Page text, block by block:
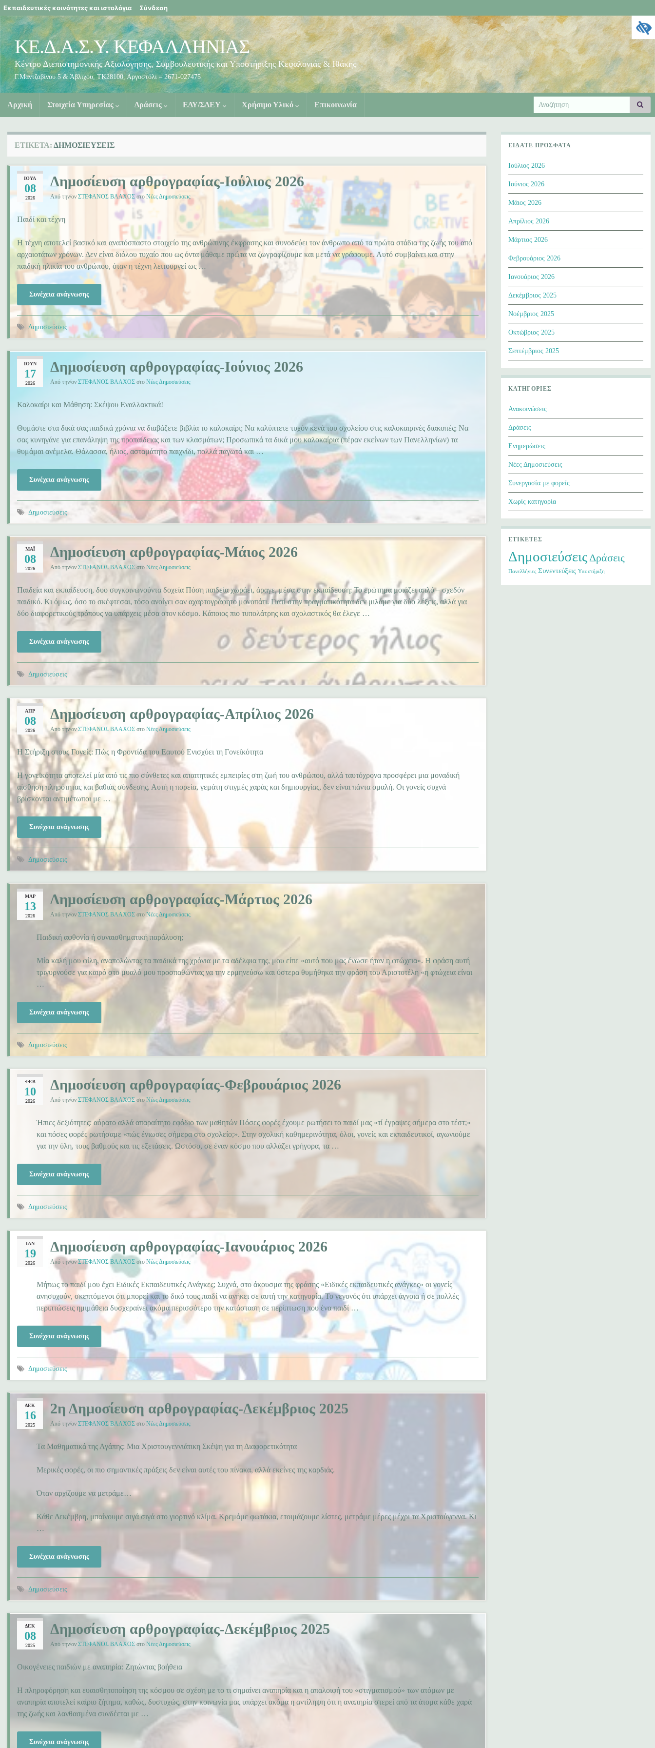
Εκπαιδευτικές κοινότητες και ιστολόγια blogs.sch.gr
Σύνδεση
ΚΕ.Δ.Α.Σ.Υ. ΚΕΦΑΛΛΗΝΙΑΣ
Γ.Μαντζαβίνου 5 & Άβλιχου, ΤΚ28100, Αργοστόλι – 2671-027475
Αρχική Στοιχεία Υπηρεσίας Δράσεις ΕΔΥ/ΣΔΕΥ Χρήσιμο Υλικό Επικοινωνία
Search
for:
ΕΤΙΚΈΤΑ: ΔΗΜΟΣΙΕΎΣΕΙΣ
ΙΟΎΛ
08
2026
Δημοσίευση αρθρογραφίας-Ιούλιος 2026
Από την/ον ΣΤΕΦΑΝΟΣ ΒΛΑΧΟΣστο Νέες Δημοσιεύσεις
Παιδί και τέχνη
Η τέχνη αποτελεί βασικό και αναπόσπαστο στοιχείο της ανθρώπινης έκφρασης και συνοδεύει τον άνθρωπο από τα πρώτα στάδια της ζωής του από
αρχαιοτάτων χρόνων. Δεν είναι διόλου τυχαίο που ως όντα μάθαμε πρώτα να ζωγραφίζουμε και μετά να γράφουμε. Αυτό συμβαίνει και στην
παιδική ηλικία του ανθρώπου, όταν η τέχνη λειτουργεί ως …
Συνέχεια ανάγνωσης
Δημοσιεύσεις
ΙΟΎΝ
17
2026
Δημοσίευση αρθρογραφίας-Ιούνιος 2026
Από την/ον ΣΤΕΦΑΝΟΣ ΒΛΑΧΟΣ στο Νέες Δημοσιεύσεις
Καλοκαίρι και Μάθηση: Σκέψου Εναλλακτικά!
Θυμάστε στα δικά σας παιδικά χρόνια να διαβάζετε βιβλία το καλοκαίρι; Να καλύπτετε τυχόν κενά του σχολείου στις καλοκαιρινές διακοπές; Να
σας κυνηγάνε για επανάληψη της προπαίδειας και των κλασμάτων; Προσωπικά τα δικά μου καλοκαίρια (πέραν εκείνων των Πανελληνίων) τα
θυμάμαι ανέμελα. Θάλασσα, ήλιος, ασταμάτητο παιχνίδι, πολλά παγωτά και …
Συνέχεια ανάγνωσης
Δημοσιεύσεις
ΜΆΙ
08
2026
Δημοσίευση αρθρογραφίας-Μάιος 2026
Από την/ον ΣΤΕΦΑΝΟΣ ΒΛΑΧΟΣ στο Νέες Δημοσιεύσεις
Παιδεία και εκπαίδευση, δυο συγκοινωνούντα δοχεία Πόση παιδεία χωράει, άραγε, μέσα στην εκπαίδευση; Το ερώτημα μοιάζει απλό – σχεδόν
παιδικό. Κι όμως, όσο το σκέφτεσαι, τόσο ανοίγει σαν αχαρτογράφητο μονοπάτι. Γιατί στην πραγματικότητα δεν μιλάμε για δύο λέξεις, αλλά για
δύο διαφορετικούς τρόπους να υπάρχεις μέσα στον κόσμο. Κάποιος πιο τυπολάτρης και σχολαστικός θα έλεγε …
Συνέχεια ανάγνωσης
Δημοσιεύσεις
ΑΠΡ
08
2026
Δημοσίευση αρθρογραφίας-Απρίλιος 2026
Από την/ον ΣΤΕΦΑΝΟΣ ΒΛΑΧΟΣ στο Νέες Δημοσιεύσεις
Η Στήριξη στους Γονείς: Πώς η Φροντίδα του Εαυτού Ενισχύει τη Γονεϊκότητα
Η γονεϊκότητα αποτελεί μία από τις πιο σύνθετες και απαιτητικές εμπειρίες στη ζωή του ανθρώπου, αλλά ταυτόχρονα προσφέρει μια μοναδική
αίσθηση πληρότητας και βαθιάς σύνδεσης. Αυτή η πορεία, γεμάτη στιγμές χαράς και δημιουργίας, δεν είναι πάντα ομαλή. Οι γονείς συχνά
βρίσκονται αντιμέτωποι με …
Συνέχεια ανάγνωσης
Δημοσιεύσεις
ΜΑΡ
13
2026
Δημοσίευση αρθρογραφίας-Μάρτιος 2026
Από την/ον ΣΤΕΦΑΝΟΣ ΒΛΑΧΟΣ στο Νέες Δημοσιεύσεις
Παιδική αφθονία ή συναισθηματική παράλυση;
Μία καλή μου φίλη, αναπολώντας τα παιδικά της χρόνια με τα αδέλφια της, μου είπε «αυτό που μας ένωσε ήταν η φτώχεια». Η φράση αυτή
τριγυρνούσε για καιρό στο μυαλό μου προσπαθώντας να την ερμηνεύσω και ύστερα θυμήθηκα την φράση του Αριστοτέλη «η φτώχεια είναι
…
Συνέχεια ανάγνωσης
Δημοσιεύσεις
ΦΕΒ
10
2026
Δημοσίευση αρθρογραφίας-Φεβρουάριος 2026
Από την/ον ΣΤΕΦΑΝΟΣ ΒΛΑΧΟΣ στο Νέες Δημοσιεύσεις
Ήπιες δεξιότητες: αόρατο αλλά απαραίτητο εφόδιο των μαθητών Πόσες φορές έχουμε ρωτήσει το παιδί μας «τί έγραψες σήμερα στο τέστ;»
και πόσες φορές ρωτήσαμε «πώς ένιωσες σήμερα στο σχολείο;». Στην σχολική καθημερινότητα, όλοι, γονείς και εκπαιδευτικοί, αγωνιούμε
για την ύλη, τους βαθμούς και τις εξετάσεις. Ωστόσο, σε έναν κόσμο που αλλάζει γρήγορα, τα …
Συνέχεια ανάγνωσης
Δημοσιεύσεις
ΙΑΝ
19
2026
Δημοσίευση αρθρογραφίας-Ιανουάριος 2026
Από την/ονΣΤΕΦΑΝΟΣ ΒΛΑΧΟΣ στο Νέες Δημοσιεύσεις
Μήπως το παιδί μου έχει Ειδικές Εκπαιδευτικές Ανάγκες; Συχνά, στο άκουσμα της φράσης «Ειδικές εκπαιδευτικές ανάγκες» οι γονείς
ανησυχούν, σκεπτόμενοι ότι μπορεί και το δικό τους παιδί να ανήκει σε αυτή την κατηγορία. Το γεγονός ότι υπάρχει άγνοια ή σε πολλές
περιπτώσεις ημιμάθεια δυσχεραίνει ακόμα περισσότερο την κατάσταση σε περίπτωση που ένα παιδί …
Συνέχεια ανάγνωσης
Δημοσιεύσεις
ΔΕΚ
16
2025
2η Δημοσίευση αρθρογραφίας-Δεκέμβριος 2025
Από την/ον ΣΤΕΦΑΝΟΣ ΒΛΑΧΟΣ στο Νέες Δημοσιεύσεις
Τα Μαθηματικά της Αγάπης: Μια Χριστουγεννιάτικη Σκέψη για τη Διαφορετικότητα
Μερικές φορές, οι πιο σημαντικές πράξεις δεν είναι αυτές του πίνακα, αλλά εκείνες της καρδιάς.
Όταν αρχίζουμε να μετράμε…
Κάθε Δεκέμβρη, μπαίνουμε σιγά σιγά στο γιορτινό κλίμα. Κρεμάμε φωτάκια, ετοιμάζουμε λίστες, μετράμε μέρες μέχρι τα Χριστούγεννα. Κι
…
Συνέχεια ανάγνωσης
Δημοσιεύσεις
ΔΕΚ
08
2025
Δημοσίευση αρθρογραφίας-Δεκέμβριος 2025
Από την/ον ΣΤΕΦΑΝΟΣ ΒΛΑΧΟΣ στο Νέες Δημοσιεύσεις
Οικογένειες παιδιών με αναπηρία: Ζητώντας βοήθεια
Η πληροφόρηση και ευαισθητοποίηση της κόσμου σε σχέση με το τι σημαίνει αναπηρία και η απαλοιφή του «στιγματισμού» των ατόμων με
αναπηρία αποτελεί καίριο ζήτημα, καθώς, δυστυχώς, στην κοινωνία μας υπάρχει ακόμα η αντίληψη ότι η αναπηρία στερεί από τα άτομα κάθε χαρά
της ζωής και λανθασμένα συνδέεται με …
Συνέχεια ανάγνωσης
ΕΊΔΑΤΕ ΠΡΌΣΦΑΤΑ
Ιούλιος 2026
Ιούνιος 2026
Μάιος 2026
Απρίλιος 2026
Μάρτιος 2026
Φεβρουάριος 2026
Ιανουάριος 2026
Δεκέμβριος 2025
Νοέμβριος 2025
Οκτώβριος 2025
Σεπτέμβριος 2025
ΚΑΤΗΓΟΡΊΕΣ
Ανακοινώσεις
Δράσεις
Ενημερώσεις
Νέες Δημοσιεύσεις
Συνεργασία με φορείς
Χωρίς κατηγορία
ΕΤΙΚΈΤΕΣ
ΔημοσιεύσειςΔράσεις
Πανελλήνιες Συνεντεύξεις Υποστήριξη